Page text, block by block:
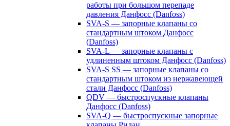
работы при большом перепаде
давления Данфосс (Danfoss)
SVA-S — запорные клапаны со
стандартным штоком Данфосс
(Danfoss)
SVA-L — запорные клапаны с
удлиненным штоком Данфосс (Danfoss)
SVA-S SS — запорные клапаны со
стандартным штоком из нержавеющей
стали Данфосс (Danfoss)
QDV — быстроспускные клапаны
Данфосс (Danfoss)
SVA-Q — быстроспускные запорные